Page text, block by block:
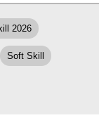
2026
Soft Skill